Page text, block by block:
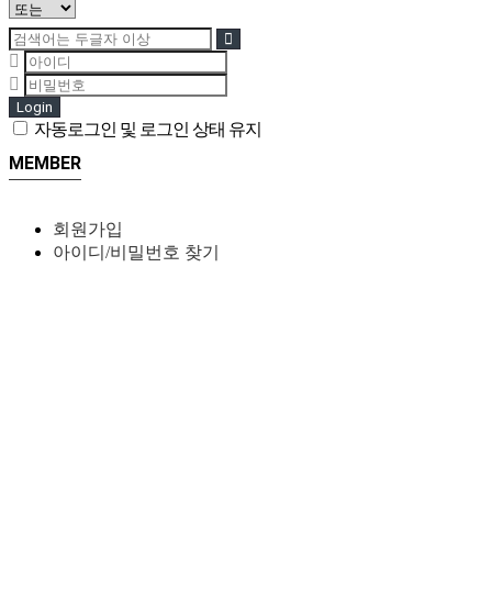
Login
자동로그인 및 로그인 상태 유지
MEMBER
회원가입
아이디/비밀번호 찾기